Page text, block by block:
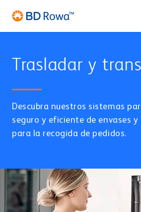
日本語
SOLUCIONES
BD Rowa™ Vmax
BD Rowa™
BD Rowa™
Servicio
Contacto
Trasladar y
Descubra nuestros sistemas
seguro y eficiente de envases y
para la recogida de pedidos.